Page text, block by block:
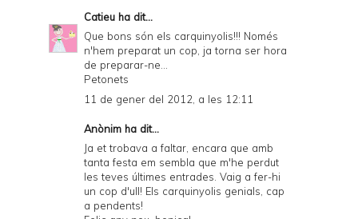
Catieu ha dit...
Que bons són els carquinyolis!!! Només
n'hem preparat un cop, ja torna ser hora
de preparar-ne...
Petonets
11 de gener del 2012, a les 12:11
Anònim ha dit...
Ja et trobava a faltar, encara que amb
tanta festa em sembla que m'he perdut
les teves últimes entrades. Vaig a fer-hi
un cop d'ull! Els carquinyolis genials, cap
a pendents!